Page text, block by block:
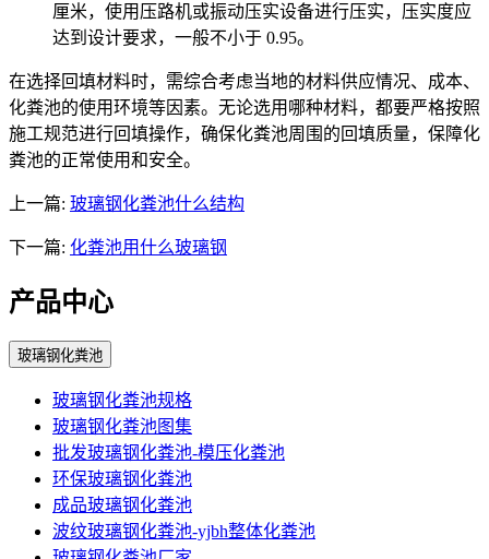
厘米，使用压路机或振动压实设备进行压实，压实度应
达到设计要求，一般不小于 0.95。
在选择回填材料时，需综合考虑当地的材料供应情况、成本、
化粪池的使用环境等因素。无论选用哪种材料，都要严格按照
施工规范进行回填操作，确保化粪池周围的回填质量，保障化
粪池的正常使用和安全。
上一篇: 玻璃钢化粪池什么结构
下一篇: 化粪池用什么玻璃钢
产品中心
玻璃钢化粪池
玻璃钢化粪池规格
玻璃钢化粪池图集
批发玻璃钢化粪池-模压化粪池
环保玻璃钢化粪池
成品玻璃钢化粪池
波纹玻璃钢化粪池-yjbh整体化粪池